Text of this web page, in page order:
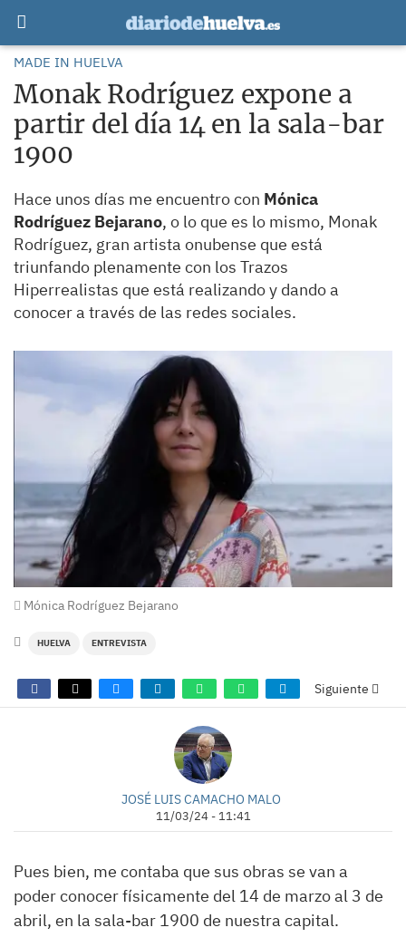
MADE IN HUELVA
Monak Rodríguez expone a
partir del día 14 en la sala-bar
1900
Hace unos días me encuentro con Mónica
Rodríguez Bejarano, o lo que es lo mismo, Monak
Rodríguez, gran artista onubense que está
triunfando plenamente con los Trazos
Hiperrealistas que está realizando y dando a
conocer a través de las redes sociales.
Mónica Rodríguez Bejarano
HUELVA ENTREVISTA
Siguiente
JOSÉ LUIS CAMACHO MALO
11/03/24 - 11:41
Pues bien, me contaba que sus obras se van a
poder conocer físicamente del 14 de marzo al 3 de
abril, en la sala-bar 1900 de nuestra capital.